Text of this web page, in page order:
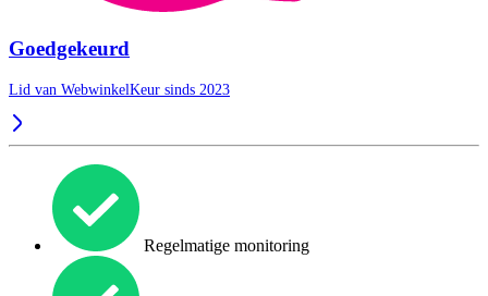
Goedgekeurd
Lid van WebwinkelKeur sinds 2023
Regelmatige monitoring